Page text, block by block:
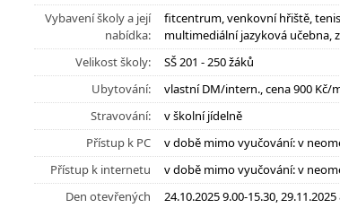
Vybavení školy a její
nabídka:
fitcentrum, venkovní hřiště,
multimediální jazyková učebna,
Velikost školy:
SŠ 201 - 250 žáků
Ubytování:
vlastní DM/intern., cena 900 Kč/
Stravování:
v školní jídelně
Přístup k PC
v době mimo vyučování: v
Přístup k internetu
v době mimo vyučování: v
Den otevřených
24.10.2025 9.00-15.30,